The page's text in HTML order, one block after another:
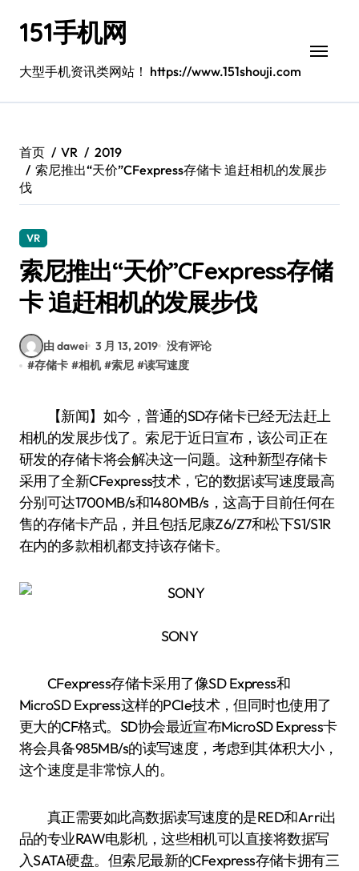
151手机网
大型手机资讯类网站！ https://www.151shouji.com
首页 VR
2019
索尼推出“天价”CFexpress存储卡 追赶相机的发展步
伐
VR
索尼推出“天价”CFexpress存储
卡 追赶相机的发展步伐
由 dawei 3 月 13, 2019 没有评论
#存储卡 #相机 #索尼 #读写速度
【新闻】如今，普通的SD存储卡已经无法赶上
相机的发展步伐了。索尼于近日宣布，该公司正在
研发的存储卡将会解决这一问题。这种新型存储卡
采用了全新CFexpress技术，它的数据读写速度最高
分别可达1700MB/s和1480MB/s，这高于目前任何在
售的存储卡产品，并且包括尼康Z6/Z7和松下S1/S1R
在内的多款相机都支持该存储卡。
SONY
CFexpress存储卡采用了像SD Express和
MicroSD Express这样的PCIe技术，但同时也使用了
更大的CF格式。SD协会最近宣布MicroSD Express卡
将会具备985MB/s的读写速度，考虑到其体积大小，
这个速度是非常惊人的。
真正需要如此高数据读写速度的是RED和Arri出
品的专业RAW电影机，这些相机可以直接将数据写
入SATA硬盘。但索尼最新的CFexpress存储卡拥有三